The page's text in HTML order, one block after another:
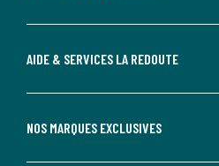
AIDE & SERVICES LA REDOUTE
NOS MARQUES EXCLUSIVES